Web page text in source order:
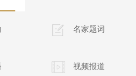
名家题词
视频报道